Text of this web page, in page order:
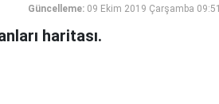
Güncelleme: 09 Ekim 2019 Çarşamba 09:51
haritası.